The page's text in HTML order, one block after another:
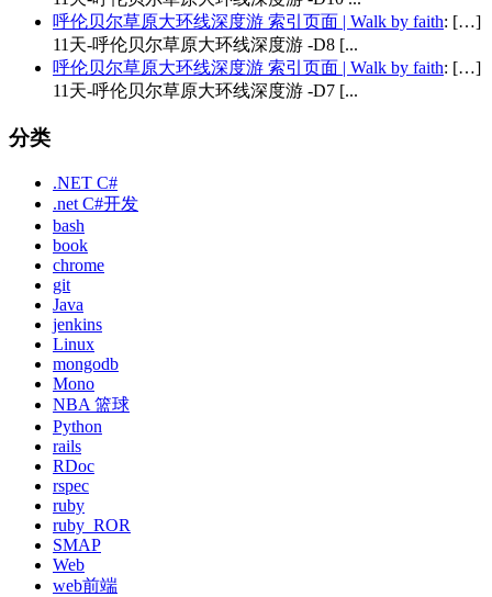
呼伦贝尔草原大环线深度游 索引页面 | Walk by faith: […]
11天-呼伦贝尔草原大环线深度游 -D8 [...
呼伦贝尔草原大环线深度游 索引页面 | Walk by faith: […]
11天-呼伦贝尔草原大环线深度游 -D7 [...
分类
.NET C#
.net C#开发
bash
book
chrome
git
Java
jenkins
Linux
mongodb
Mono
NBA 篮球
Python
rails
RDoc
rspec
ruby
ruby_ROR
SMAP
Web
web前端